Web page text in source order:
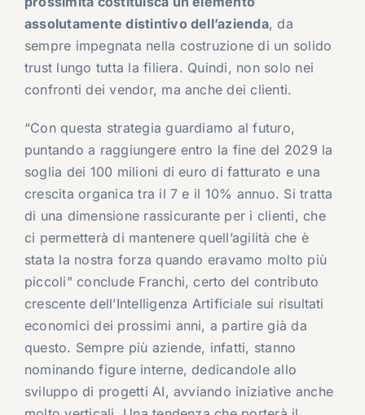
assolutamente distintivo dell’azienda, da
sempre impegnata nella costruzione di un solido
trust lungo tutta la filiera. Quindi, non solo nei
confronti dei vendor, ma anche dei clienti.
“Con questa strategia guardiamo al futuro,
puntando a raggiungere entro la fine del 2029 la
soglia dei 100 milioni di euro di fatturato e una
crescita organica tra il 7 e il 10% annuo. Si tratta
di una dimensione rassicurante per i clienti, che
ci permetterà di mantenere quell’agilità che è
stata la nostra forza quando eravamo molto più
piccoli” conclude Franchi, certo del contributo
crescente dell’Intelligenza Artificiale sui risultati
economici dei prossimi anni, a partire già da
questo. Sempre più aziende, infatti, stanno
nominando figure interne, dedicandole allo
sviluppo di progetti AI, avviando iniziative anche